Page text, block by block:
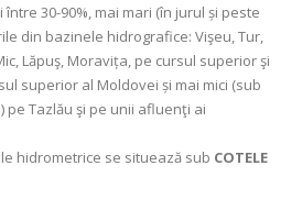
30-90%, mai mari (în jurul și peste
din bazinele hidrografice: Vişeu, Tur,
Lăpuş, Moravița, pe cursul superior şi
superior al Moldovei și mai mici (sub
pe Tazlău şi pe unii afluenţi ai
hidrometrice se situează sub COTELE